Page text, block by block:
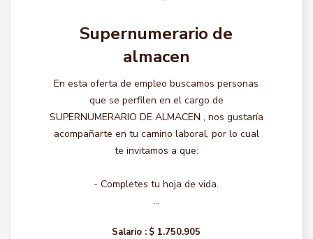
Supernumerario de
almacen
En esta oferta de empleo buscamos personas
que se perfilen en el cargo de
SUPERNUMERARIO DE ALMACEN , nos gustaría
acompañarte en tu camino laboral, por lo cual
te invitamos a que:
- Completes tu hoja de vida.
...
Salario : $ 1.750.905